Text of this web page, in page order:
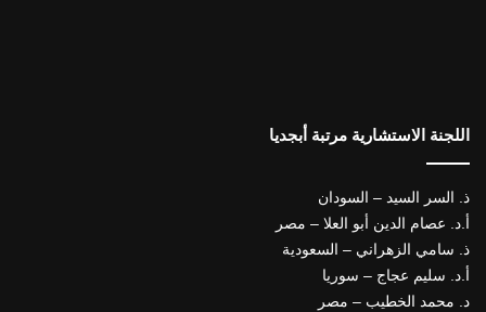
اللجنة الاستشارية مرتبة أبجديا
ذ. السر السيد – السودان
أ.د. عصام الدين أبو العلا – مصر
ذ. سامي الزهراني – السعودية
أ.د. سليم عجاج – سوريا
د. محمد الخطيب – مصر